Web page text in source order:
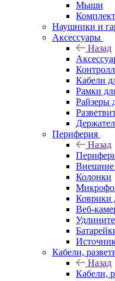
Мыши
Наушники и
Аксессуары
Назад
Кабели
Рамки
Райзеры
Периферия
Назад
Внешние
Колонки
Коврики
Веб-
Кабели,
Назад
Кабели,